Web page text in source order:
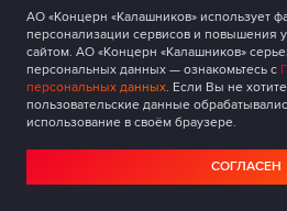
АО «Концерн «Калашников» использует
персонализации сервисов и повышения
сайтом. АО «Концерн «Калашников»
персональных данных — ознакомьтесь с
персональных данных. Если Вы не
пользовательские данные
использование в своём браузере.
СОГЛАСЕН